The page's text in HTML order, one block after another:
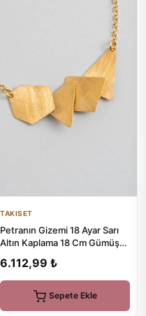
TAKISET
Petranın Gizemi 18 Ayar Sarı
Altın Kaplama 18 Cm Gümüş
6.112,99 ₺
Sepete Ekle